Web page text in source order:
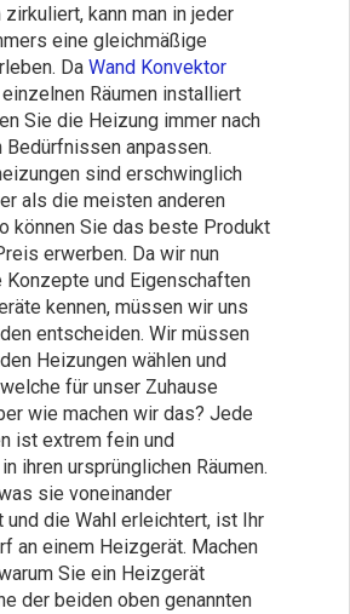
zirkuliert, kann man in jeder
eine gleichmäßige
Da Wand Konvektor
einzelnen Räumen installiert
Sie die Heizung immer nach
Bedürfnissen anpassen.
sind erschwinglich
als die meisten anderen
können Sie das beste Produkt
erwerben. Da wir nun
und Eigenschaften
kennen, müssen wir uns
entscheiden. Wir müssen
Heizungen wählen und
für unser Zuhause
wie machen wir das? Jede
ist extrem fein und
ihren ursprünglichen Räumen.
sie voneinander
und die Wahl erleichtert, ist Ihr
an einem Heizgerät. Machen
Sie ein Heizgerät
der beiden oben genannten